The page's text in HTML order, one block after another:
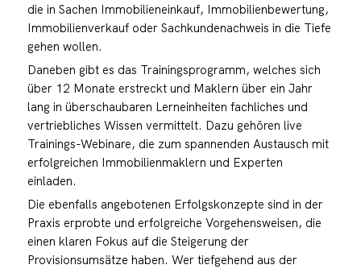
die in Sachen Immobilieneinkauf, Immobilienbewertung,
Immobilienverkauf oder Sachkundenachweis in die Tiefe
gehen wollen.
Daneben gibt es das Trainingsprogramm, welches sich
über 12 Monate erstreckt und Maklern über ein Jahr
lang in überschaubaren Lerneinheiten fachliches und
vertriebliches Wissen vermittelt. Dazu gehören live
Trainings-Webinare, die zum spannenden Austausch mit
erfolgreichen Immobilienmaklern und Experten
einladen.
Die ebenfalls angebotenen Erfolgskonzepte sind in der
Praxis erprobte und erfolgreiche Vorgehensweisen, die
einen klaren Fokus auf die Steigerung der
Provisionsumsätze haben. Wer tiefgehend aus der